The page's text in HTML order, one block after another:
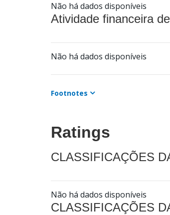
Não há dados disponíveis
Atividade financeira
Não há dados disponíveis
Footnotes
Ratings
CLASSIFICAÇÕES
Não há dados disponíveis
CLASSIFICAÇÕES